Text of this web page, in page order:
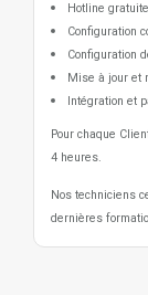
Hotline
Configuration
Configuration
Mise à jour et
Intégration et
Pour chaque
4 heures.
Nos techniciens
dernières